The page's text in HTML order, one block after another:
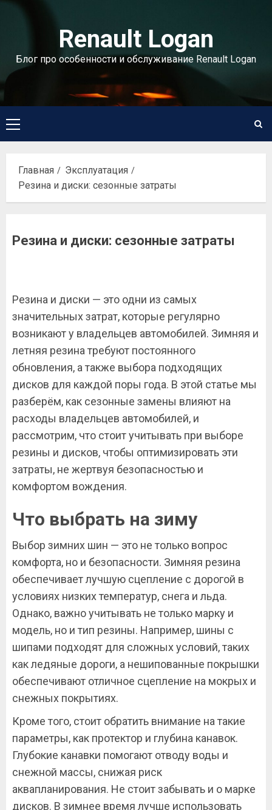
Перейти
содержимомуRenault Logan
Блог про особенности и обслуживание Renault Logan
Основное
меню
Главная
Эксплуатация
Резина и диски: сезонные затраты
Резина и диски: сезонные затраты
Резина и диски — это одни из самых
значительных затрат, которые регулярно
возникают у владельцев автомобилей. Зимняя и
летняя резина требуют постоянного
обновления, а также выбора подходящих
дисков для каждой поры года. В этой статье мы
разберём, как сезонные замены влияют на
расходы владельцев автомобилей, и
рассмотрим, что стоит учитывать при выборе
резины и дисков, чтобы оптимизировать эти
затраты, не жертвуя безопасностью и
комфортом вождения.
Что выбрать на зиму
Выбор зимних шин — это не только вопрос
комфорта, но и безопасности. Зимняя резина
обеспечивает лучшую сцепление с дорогой в
условиях низких температур, снега и льда.
Однако, важно учитывать не только марку и
модель, но и тип резины. Например, шины с
шипами подходят для сложных условий, таких
как ледяные дороги, а нешипованные покрышки
обеспечивают отличное сцепление на мокрых и
снежных покрытиях.
Кроме того, стоит обратить внимание на такие
параметры, как протектор и глубина канавок.
Глубокие канавки помогают отводу воды и
снежной массы, снижая риск
аквапланирования. Не стоит забывать и о марке
дисков. В зимнее время лучше использовать